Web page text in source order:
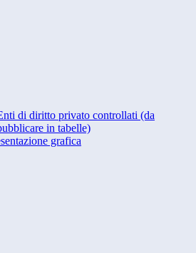
di diritto privato controllati (da
in tabelle)
grafica